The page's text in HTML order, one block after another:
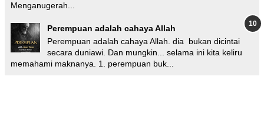
Menganugerah...
Perempuan adalah cahaya Allah
Perempuan adalah cahaya Allah. dia bukan dicintai
secara duniawi. Dan mungkin... selama ini kita keliru
memahami maknanya. 1. perempuan buk...